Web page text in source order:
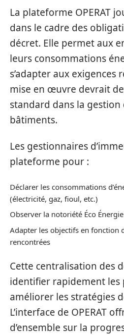
La plateforme OPERAT
dans le cadre des
décret. Elle permet aux
leurs consommations
s’adapter aux exigences
mise en œuvre devrait
standard dans la
bâtiments.
Les gestionnaires
plateforme pour :
Déclarer les consommations
(électricité, gaz, fioul, etc.)
Observer la notoriété Éco
Adapter les objectifs en fonction
rencontrées
Cette centralisation des
identifier rapidement les
améliorer les stratégies
L’interface de OPERAT
d’ensemble sur la